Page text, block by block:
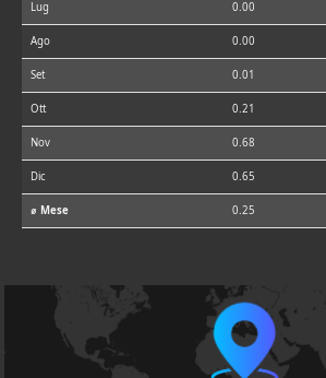
Lug 0.00
Ago 0.00
Set 0.01
Ott 0.21
Nov 0.68
Dic 0.65
⌀ Mese 0.25